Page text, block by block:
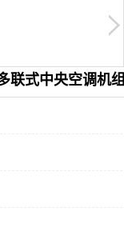
联式中央空调机